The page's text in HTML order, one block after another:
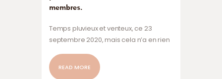
membres.
Temps pluvieux et venteux, ce 23
septembre 2020, mais cela n’a en rien
de l’association qui se réunissait sur
l’île pour marquer la rentrée.
READ MORE